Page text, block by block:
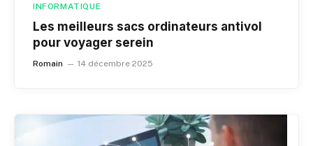
INFORMATIQUE
Les meilleurs sacs ordinateurs antivol
pour voyager serein
Romain 14 décembre 2025